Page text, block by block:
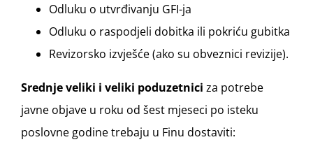
Odluku o utvrđivanju GFI-ja
Odluku o raspodjeli dobitka ili pokriću gubitka
Revizorsko izvješće (ako su obveznici revizije).
Srednje veliki i veliki poduzetnici za potrebe
javne objave u roku od šest mjeseci po isteku
poslovne godine trebaju u Finu dostaviti: